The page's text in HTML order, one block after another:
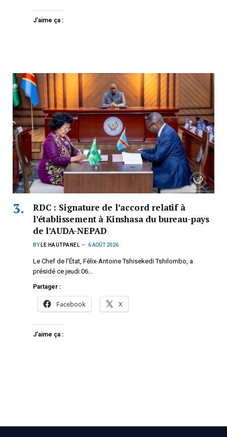
J’aime ça :
RDC : Signature de l’accord relatif à
l’établissement à Kinshasa du bureau-pays
de l’AUDA-NEPAD
BY LE HAUTPANEL 6 AOÛT 2026
Le Chef de l’État, Félix-Antoine Tshisekedi Tshilombo, a
présidé ce jeudi 06…
Partager :
Facebook X
J’aime ça :